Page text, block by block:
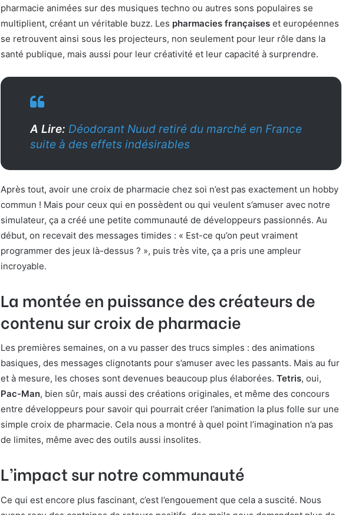
pharmacie animées sur des musiques techno ou autres sons populaires se
multiplient, créant un véritable buzz. Les pharmacies françaises et européennes
se retrouvent ainsi sous les projecteurs, non seulement pour leur rôle dans la
santé publique, mais aussi pour leur créativité et leur capacité à surprendre.
A Lire: Déodorant Nuud retiré du marché en France
suite à des effets indésirables
Après tout, avoir une croix de pharmacie chez soi n’est pas exactement un hobby
commun ! Mais pour ceux qui en possèdent ou qui veulent s’amuser avec notre
simulateur, ça a créé une petite communauté de développeurs passionnés. Au
début, on recevait des messages timides : « Est-ce qu’on peut vraiment
programmer des jeux là-dessus ? », puis très vite, ça a pris une ampleur
incroyable.
La montée en puissance des créateurs de
contenu sur croix de pharmacie
Les premières semaines, on a vu passer des trucs simples : des animations
basiques, des messages clignotants pour s’amuser avec les passants. Mais au fur
et à mesure, les choses sont devenues beaucoup plus élaborées. Tetris, oui,
Pac-Man, bien sûr, mais aussi des créations originales, et même des concours
entre développeurs pour savoir qui pourrait créer l’animation la plus folle sur une
simple croix de pharmacie. Cela nous a montré à quel point l’imagination n’a pas
de limites, même avec des outils aussi insolites.
L’impact sur notre communauté
Ce qui est encore plus fascinant, c’est l’engouement que cela a suscité. Nous